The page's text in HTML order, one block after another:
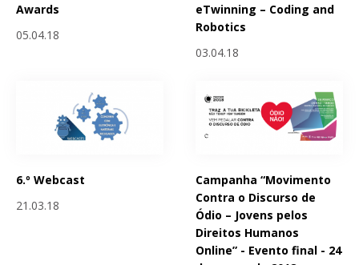
Awards
05.04.18
eTwinning – Coding and
Robotics
03.04.18
6.º Webcast
21.03.18
Campanha “Movimento
Contra o Discurso de
Ódio – Jovens pelos
Direitos Humanos
Online” - Evento final - 24